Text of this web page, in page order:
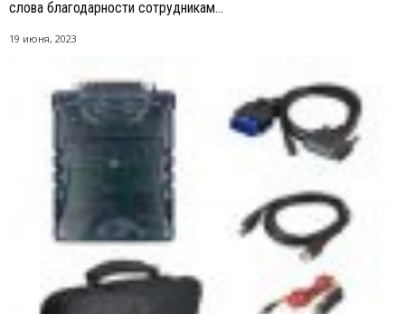
слова благодарности сотрудникам...
19 июня, 2023